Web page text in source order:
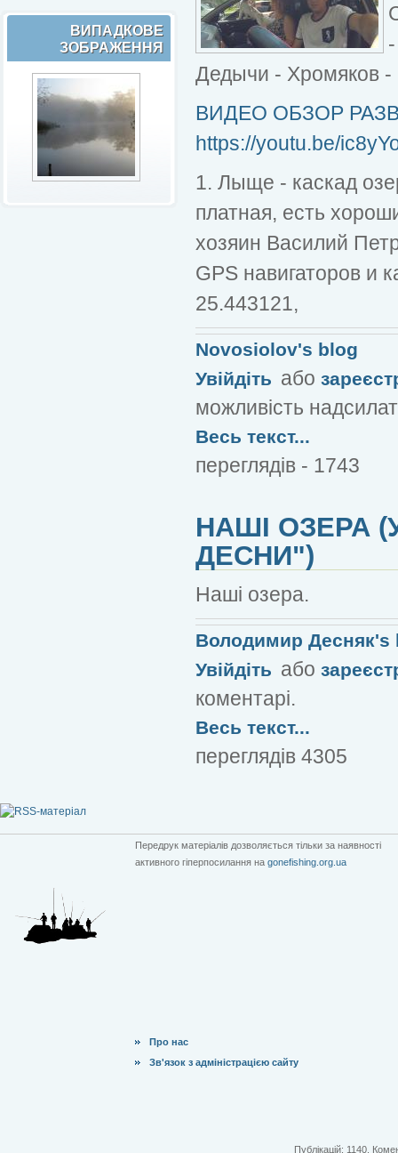
ВИПАДКОВЕ
ЗОБРАЖЕННЯ
Дедычи - Хромяков -
ВИДЕО ОБЗОР
https://youtu.be/
1. Лыще - каскад
платная, есть
хозяин Василий
GPS навигаторов и
25.443121,
Novosiolov's blog
Увійдіть або
можливість
Весь текст...
переглядів - 1743
НАШІ ОЗЕРА
ДЕСНИ")
Наші озера.
Володимир Десняк's
Увійдіть або
коментарі.
Весь текст...
переглядів 4305
Передрук матеріалів дозволяється тільки за наявності
активного гіперпосилання на gonefishing.org.ua
Про нас
Зв'язок з адміністрацією сайту
Публікацій: 1140.